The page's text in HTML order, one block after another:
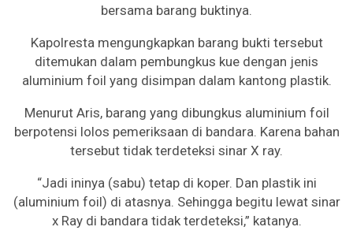
bersama barang buktinya.
Kapolresta mengungkapkan barang bukti tersebut
ditemukan dalam pembungkus kue dengan jenis
aluminium foil yang disimpan dalam kantong plastik.
Menurut Aris, barang yang dibungkus aluminium foil
berpotensi lolos pemeriksaan di bandara. Karena bahan
tersebut tidak terdeteksi sinar X ray.
“Jadi ininya (sabu) tetap di koper. Dan plastik ini
(aluminium foil) di atasnya. Sehingga begitu lewat sinar
x Ray di bandara tidak terdeteksi,” katanya.